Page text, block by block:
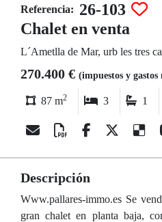
Referencia: 26-103
Chalet en venta
L´Ametlla de Mar, urb les tres
270.400 € (impuestos y
87 m2 3 1
Descripción
Www.pallares-immo.es Se
gran chalet en planta baja,